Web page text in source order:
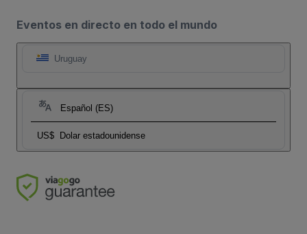
Eventos en directo en todo el mundo
Uruguay
Español (ES)
US$ Dolar estadounidense